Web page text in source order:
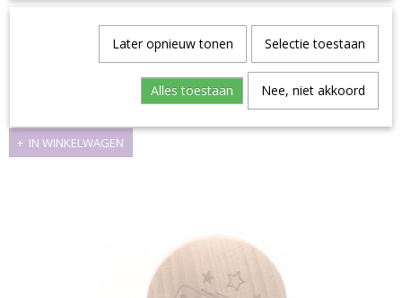
IN WINKELWAGEN
Later opnieuw tonen Selectie toestaan
Alles toestaan Nee, niet akkoord